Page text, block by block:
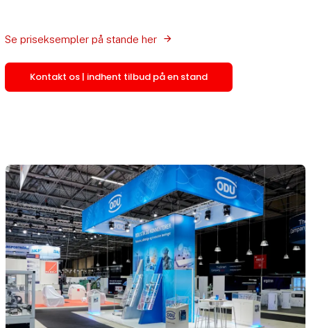
Se priseksempler på stande her
Kontakt os | indhent tilbud på en stand